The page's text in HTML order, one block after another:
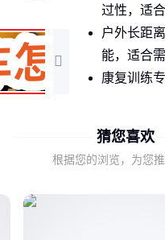
过性，适
户外长距
能，适合
康复训练
选择时首先
和每天推去
二、容易
猜您喜欢
根据您的浏览，为您